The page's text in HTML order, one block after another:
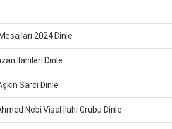
2024 Dinle
İlahileri Dinle
Sardı Dinle
Nebi Visal İlahi Grubu Dinle